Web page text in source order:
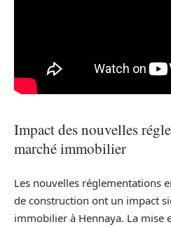
Impact des nouvelles
marché immobilier
Les nouvelles réglementations
de construction ont un impact
immobilier à Hennaya. La